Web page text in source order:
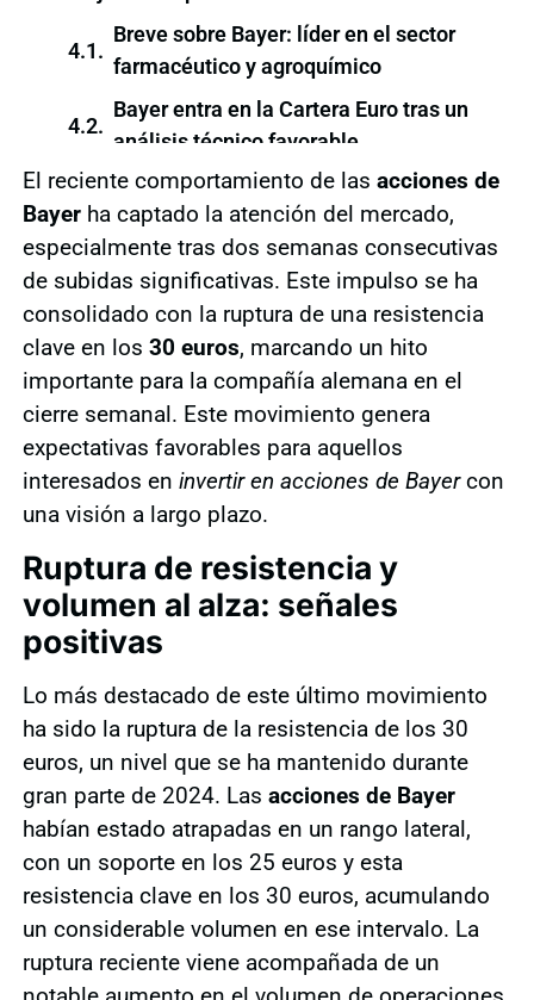
Breve sobre Bayer: líder en el sector
farmacéutico y agroquímico
Bayer entra en la Cartera Euro tras un
análisis técnico favorable
El reciente comportamiento de las acciones de
Bayerha captado la atención del mercado,
especialmente tras dos semanas consecutivas
de subidas significativas. Este impulso se ha
consolidado con la ruptura de una resistencia
clave en los 30 euros, marcando un hito
importante para la compañía alemana en el
cierre semanal. Este movimiento genera
expectativas favorables para aquellos
interesados en invertir en acciones de Bayercon
una visión a largo plazo.
Ruptura de resistencia y
volumen al alza: señales
positivas
Lo más destacado de este último movimiento
ha sido la ruptura de la resistencia de los 30
euros, un nivel que se ha mantenido durante
gran parte de 2024. Las acciones de Bayer
habían estado atrapadas en un rango lateral,
con un soporte en los 25 euros y esta
resistencia clave en los 30 euros, acumulando
un considerable volumen en ese intervalo. La
ruptura reciente viene acompañada de un